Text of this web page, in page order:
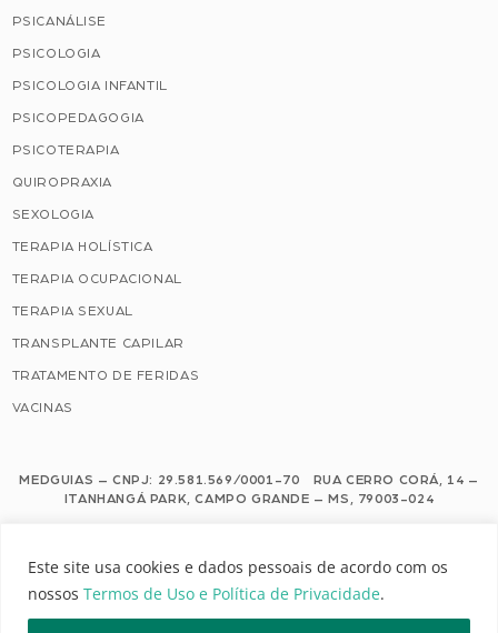
Este site usa cookies e dados pessoais de acordo com os
nossos Termos de Uso e Política de Privacidade.
PSICANÁLISE
PSICOLOGIA
PSICOLOGIA INFANTIL
PSICOPEDAGOGIA
PSICOTERAPIA
QUIROPRAXIA
SEXOLOGIA
TERAPIA HOLÍSTICA
TERAPIA OCUPACIONAL
TERAPIA SEXUAL
TRANSPLANTE CAPILAR
TRATAMENTO DE FERIDAS
VACINAS
MEDGUIAS – CNPJ: 29.581.569/0001-70 RUA CERRO CORÁ, 14 –
ITANHANGÁ PARK, CAMPO GRANDE – MS, 79003-024
Este site usa cookies e dados pessoais de acordo com os nossos Termos de
Uso e Política de Privacidade.
Configuração de Cookies